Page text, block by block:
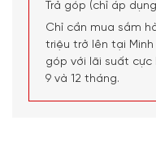
Trả góp (chỉ áp
Chỉ cần mua sắm
triệu trở lên tại
góp với lãi suất cực
9 và 12 tháng.